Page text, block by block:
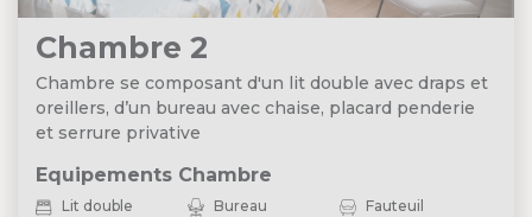
Chambre 2
Chambre se composant d'un lit double avec draps et
oreillers, d’un bureau avec chaise, placard penderie
et serrure privative
Equipements Chambre
Lit double Bureau
Fauteuil